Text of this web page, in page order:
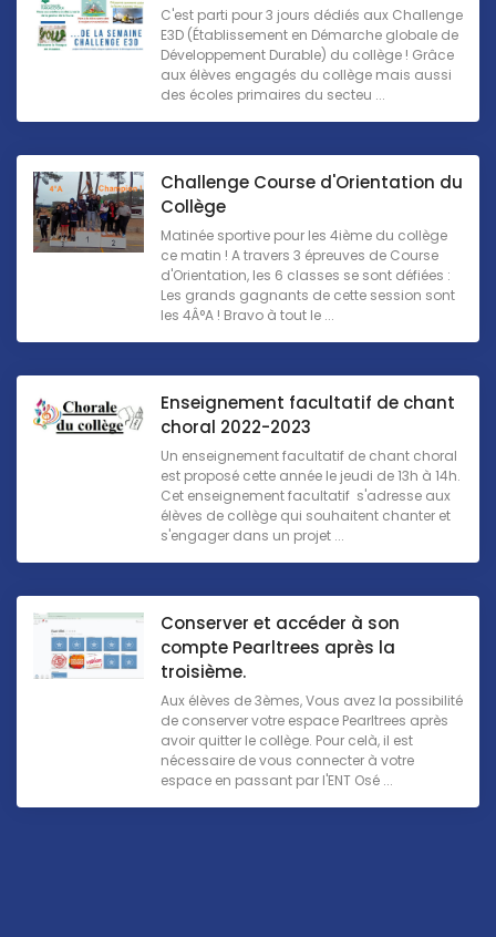
C'est parti pour 3 jours dédiés aux Challenge
E3D (Établissement en Démarche globale de
Développement Durable) du collège ! Grâce
aux élèves engagés du collège mais aussi
des écoles primaires du secteu ...
Challenge Course d'Orientation du
Collège
Matinée sportive pour les 4ième du collège
ce matin ! A travers 3 épreuves de Course
d'Orientation, les 6 classes se sont défiées :
Les grands gagnants de cette session sont
les 4Â°A ! Bravo à tout le ...
Enseignement facultatif de chant
choral 2022-2023
Un enseignement facultatif de chant choral
est proposé cette année le jeudi de 13h à 14h.
Cet enseignement facultatif s'adresse aux
élèves de collège qui souhaitent chanter et
s'engager dans un projet ...
Conserver et accéder à son
compte Pearltrees après la
troisième.
Aux élèves de 3èmes, Vous avez la possibilité
de conserver votre espace Pearltrees après
avoir quitter le collège. Pour celà, il est
nécessaire de vous connecter à votre
espace en passant par l'ENT Osé ...